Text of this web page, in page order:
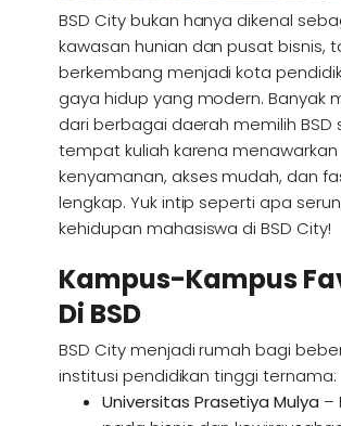
BSD City bukan hanya dikenal
kawasan hunian dan pusat bisnis,
berkembang menjadi kota
gaya hidup yang modern. Banyak
dari berbagai daerah memilih BSD
tempat kuliah karena menawarkan
kenyamanan, akses mudah, dan
lengkap. Yuk intip seperti apa
kehidupan mahasiswa di BSD City!
Kampus-Kampus
Di BSD
BSD City menjadi rumah bagi
institusi pendidikan tinggi ternama:
Universitas Prasetiya Mulya –